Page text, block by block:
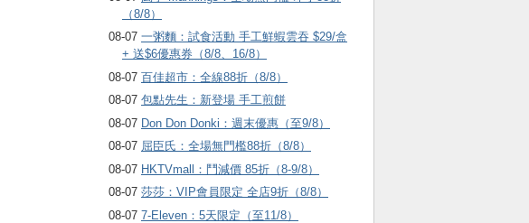
（8/8）
08-07 一粥麵：試食活動 手工鮮蝦雲吞 $29/盒
+ 送$6優惠券（8/8、16/8）
08-07 百佳超市：全線88折（8/8）
08-07 包點先生：新登場 手工煎餅
08-07 Don Don Donki：週末優惠（至9/8）
08-07 屈臣氏：全場無門檻88折（8/8）
08-07 HKTVmall ：鬥減價 85折（8-9/8）
08-07 莎莎：VIP會員限定 全店9折（8/8）
08-07 7-Eleven：5天限定（至11/8）